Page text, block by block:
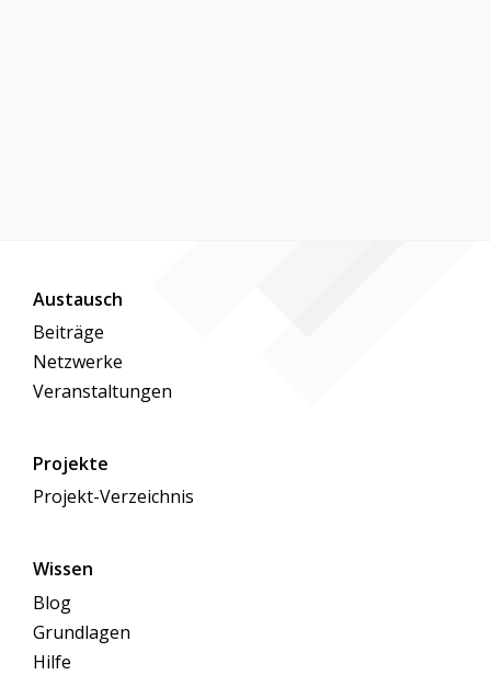
Austausch
Beiträge
Netzwerke
Veranstaltungen
Projekte
Projekt-Verzeichnis
Wissen
Blog
Grundlagen
Hilfe